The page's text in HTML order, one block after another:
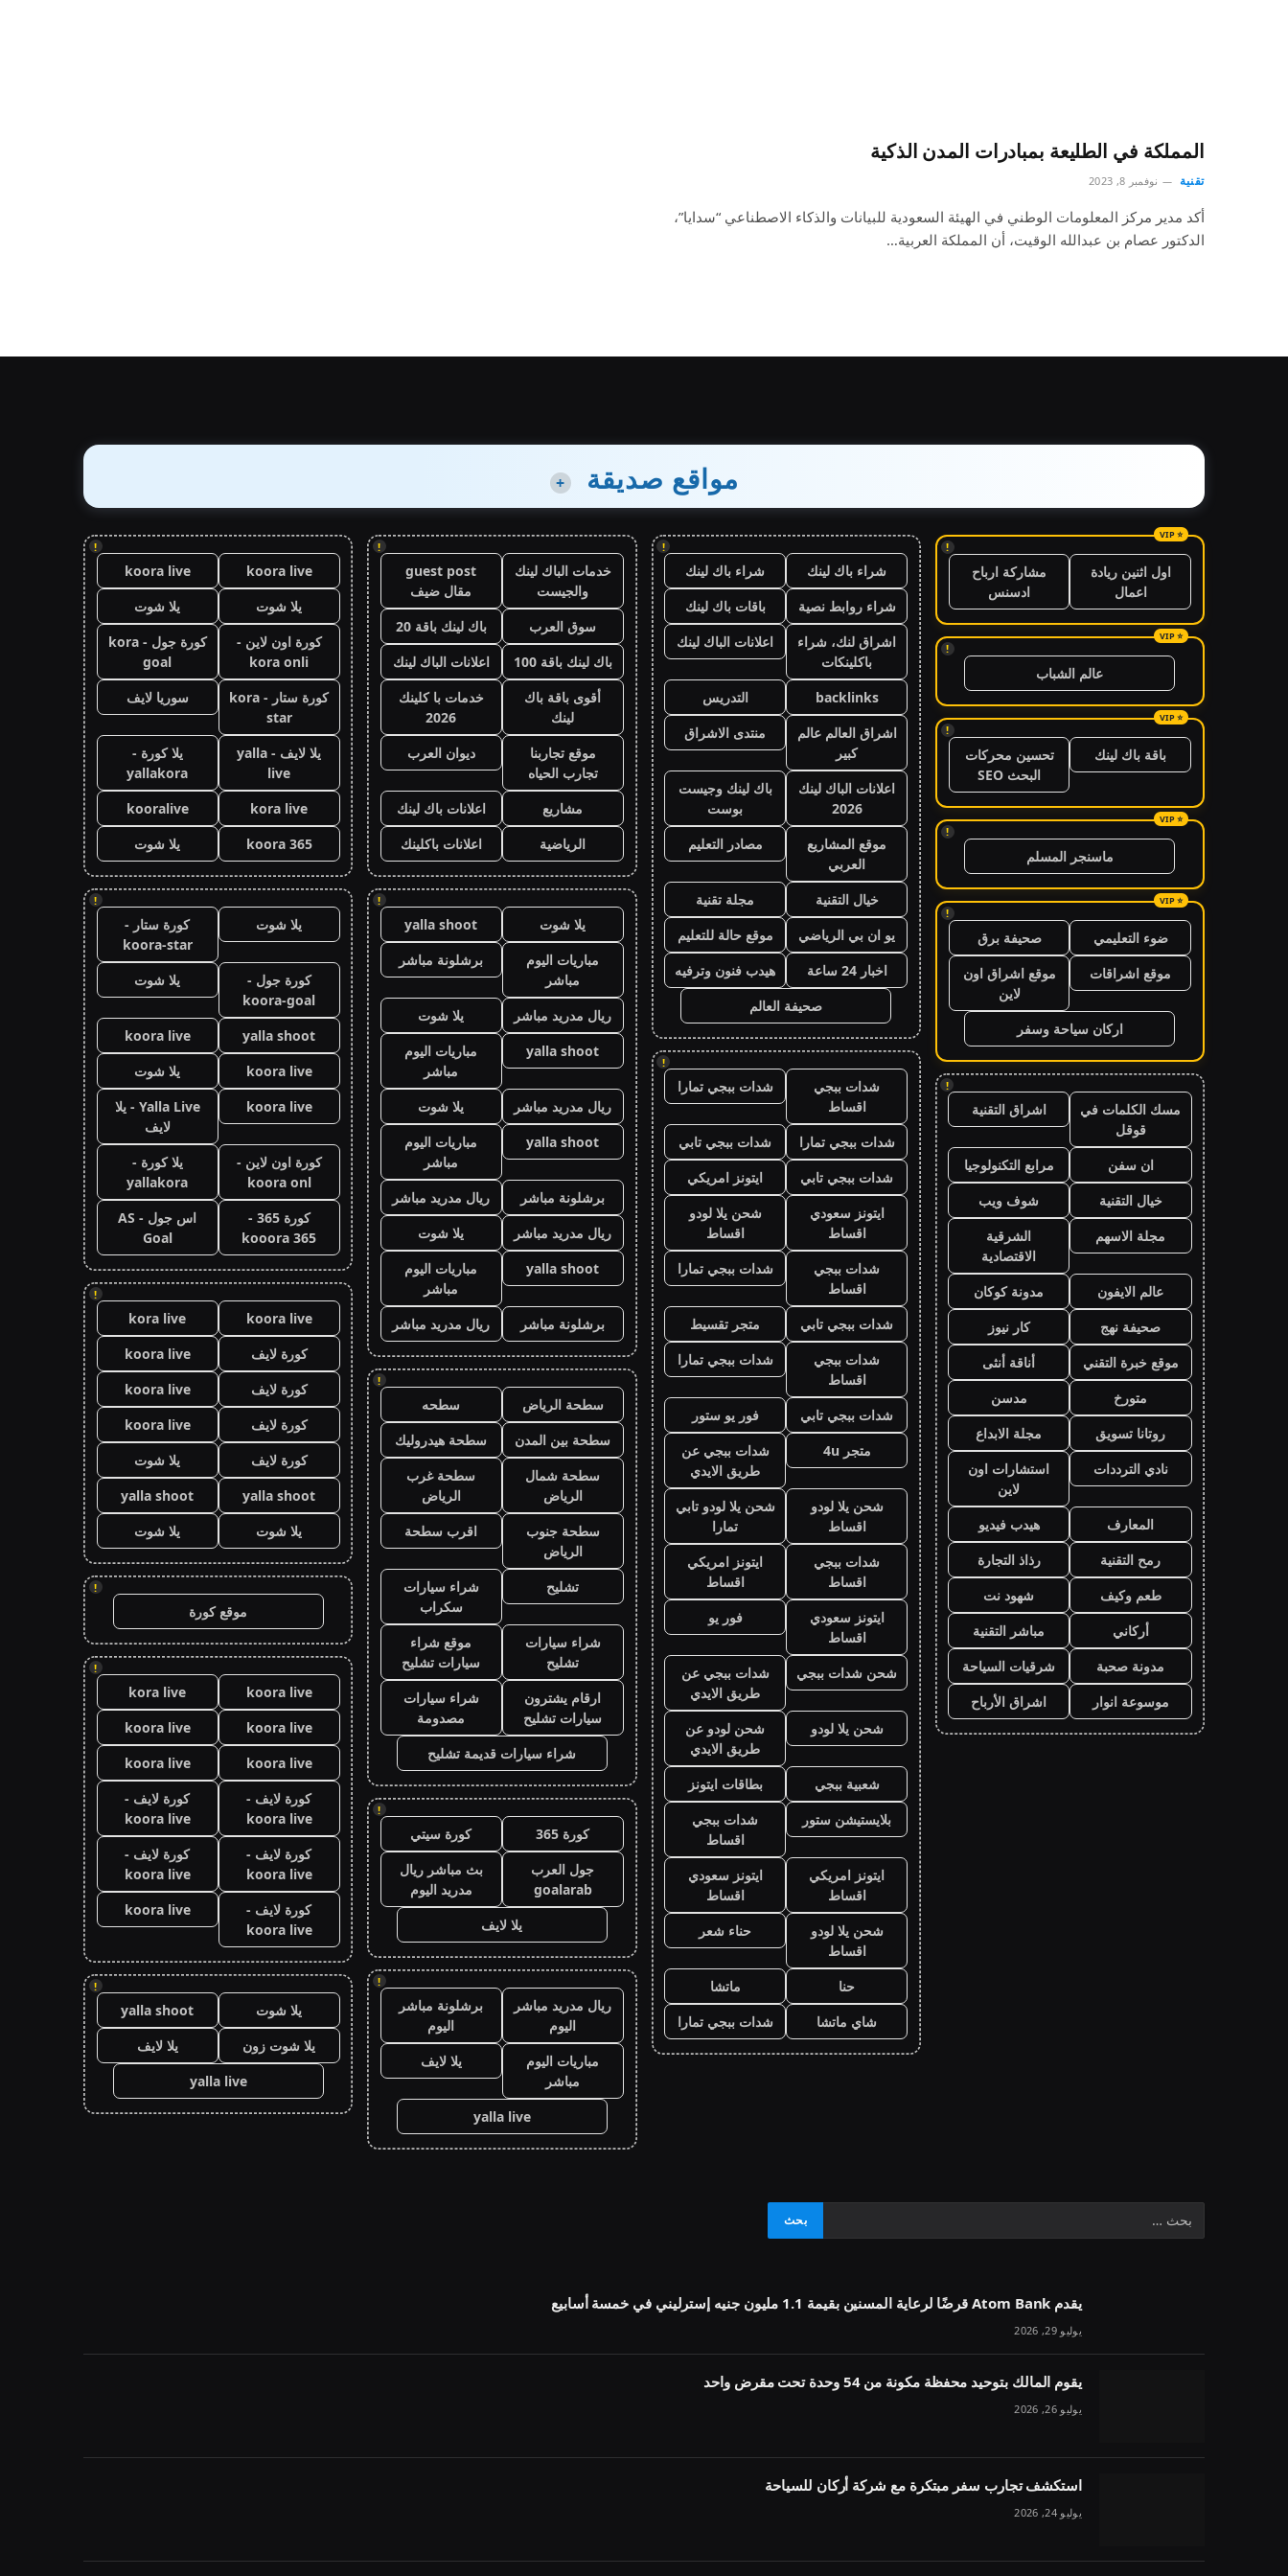
المملكة في الطليعة بمبادرات المدن الذكية
تقنية نوفمبر 8, 2023
أكد مدير مركز المعلومات الوطني في الهيئة السعودية للبيانات والذكاء الاصطناعي “سدايا”،
الدكتور عصام بن عبدالله الوقيت، أن المملكة العربية…
مواقع صديقة +
!
اول اثنين ريادة
اعمال
مشاركة ارباح
ادسنس
!
عالم الشباب
!
باقة باك لينك
تحسين محركات
البحث SEO
!
ماسنجر المسلم
!
ضوء التعليمي
صحيفة برق
موقع اشراقات
موقع اشراق اون
لاين
اركان سياحة وسفر
!
مسك الكلمات في
قوقل
اشراق التقنية
ان سفن
مرابع التكنولوجيا
خيال التقنية
شوف ويب
مجلة الاسهم
الشرقية
الاقتصادية
عالم الايفون
مدونة كوكان
صحيفة نهج
كار نيوز
موقع خبرة التقني
أناقة أنثى
متورخ
مدسن
روتانا تسويق
مجلة الابداع
نادي الترددات
استشارات اون
لاين
المعارف
هيدب فيديو
رمح التقنية
رذاذ التجارة
طعم وكيف
شهود نت
أركاني
مباشر التقنية
مدونة صحبة
شرقيات السياحة
موسوعة انوار
اشراق الأرباح
!
شراء باك لينك
شراء باك لينك
شراء روابط نصية
باقات باك لينك
اشراق لنك، شراء
باكلينكات
اعلانات الباك لينك
backlinks
التدريس
اشراق العالم عالم
كبير
منتدى الاشراق
اعلانات الباك لينك
2026
باك لينك وجيست
بوست
موقع المشاريع
العربي
مصادر التعليم
خيال التقنية
مجلة تقنية
يو ان بي الرياضي
موقع حالة للتعليم
اخبار 24 ساعة
هيدب فنون وترفيه
صحيفة العالم
!
شدات ببجي
اقساط
شدات ببجي تمارا
شدات ببجي تمارا
شدات ببجي تابي
شدات ببجي تابي
ايتونز امريكي
ايتونز سعودي
اقساط
شحن يلا لودو
اقساط
شدات ببجي
اقساط
شدات ببجي تمارا
شدات ببجي تابي
متجر تقسيط
شدات ببجي
اقساط
شدات ببجي تمارا
شدات ببجي تابي
فور يو ستور
متجر 4u
شدات ببجي عن
طريق الايدي
شحن يلا لودو
اقساط
شحن يلا لودو تابي
تمارا
شدات ببجي
اقساط
ايتونز امريكي
اقساط
ايتونز سعودي
اقساط
فور يو
شحن شدات ببجي
شدات ببجي عن
طريق الايدي
شحن يلا لودو
شحن لودو عن
طريق الايدي
شعبية ببجي
بطاقات ايتونز
بلايستيشن ستور
شدات ببجي
اقساط
ايتونز امريكي
اقساط
ايتونز سعودي
اقساط
شحن يلا لودو
اقساط
حناء شعر
حنا
ماتشا
شاي ماتشا
شدات ببجي تمارا
!
خدمات الباك لينك
والجيست
guest post
مقال ضيف
سوق العرب
باك لينك باقة 20
باك لينك باقة 100
اعلانات الباك لينك
أقوى باقة باك
لينك
خدمات با كلينك
2026
موقع تجاربنا
تجارب الحياه
ديوان العرب
مشاريع
اعلانات باك لينك
الرياضية
اعلانات باكلينك
!
يلا شوت
yalla shoot
مباريات اليوم
مباشر
برشلونة مباشر
ريال مدريد مباشر
يلا شوت
yalla shoot
مباريات اليوم
مباشر
ريال مدريد مباشر
يلا شوت
yalla shoot
مباريات اليوم
مباشر
برشلونة مباشر
ريال مدريد مباشر
ريال مدريد مباشر
يلا شوت
yalla shoot
مباريات اليوم
مباشر
برشلونة مباشر
ريال مدريد مباشر
!
سطحة الرياض
سطحه
سطحة بين المدن
سطحة هيدروليك
سطحة شمال
الرياض
سطحة غرب
الرياض
سطحة جنوب
الرياض
اقرب سطحة
تشليح
شراء سيارات
سكراب
شراء سيارات
تشليح
موقع شراء
سيارات تشليح
ارقام يشترون
سيارات تشليح
شراء سيارات
مصدومة
شراء سيارات قديمة تشليح
!
كورة 365
كورة سيتي
جول العرب
goalarab
بث مباشر ريال
مدريد اليوم
يلا لايف
!
ريال مدريد مباشر
اليوم
برشلونة مباشر
اليوم
مباريات اليوم
مباشر
يلا لايف
yalla live
!
koora live
koora live
يلا شوت
يلا شوت
كورة اون لاين -
kora onli
كورة جول - kora
goal
كورة ستار - kora
star
سوريا لايف
يلا لايف - yalla
live
يلا كورة -
yallakora
kora live
kooralive
koora 365
يلا شوت
!
يلا شوت
كورة ستار -
koora-star
كورة جول -
koora-goal
يلا شوت
yalla shoot
koora live
koora live
يلا شوت
koora live
Yalla Live - يلا
لايف
كورة اون لاين -
koora onl
يلا كورة -
yallakora
كورة 365 -
kooora 365
اس جول - AS
Goal
!
koora live
kora live
كورة لايف
koora live
كورة لايف
koora live
كورة لايف
koora live
كورة لايف
يلا شوت
yalla shoot
yalla shoot
يلا شوت
يلا شوت
!
موقع كورة
!
koora live
kora live
koora live
koora live
koora live
koora live
كورة لايف -
koora live
كورة لايف -
koora live
كورة لايف -
koora live
كورة لايف -
koora live
كورة لايف -
koora live
koora live
!
يلا شوت
yalla shoot
يلا شوت زون
يلا لايف
yalla live
يقدم Atom Bank قرضًا لرعاية المسنين بقيمة 1.1 مليون جنيه إسترليني في خمسة أسابيع
يوليو 29, 2026
يقوم المالك بتوحيد محفظة مكونة من 54 وحدة تحت مقرض واحد
يوليو 26, 2026
استكشف تجارب سفر مبتكرة مع شركة أركان للسياحة
يوليو 24, 2026